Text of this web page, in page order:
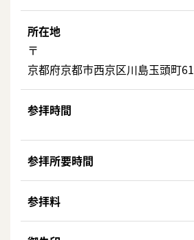
所在地
〒
京都府京都市西京区川島玉頭町61
参拝時間
参拝所要時間
参拝料